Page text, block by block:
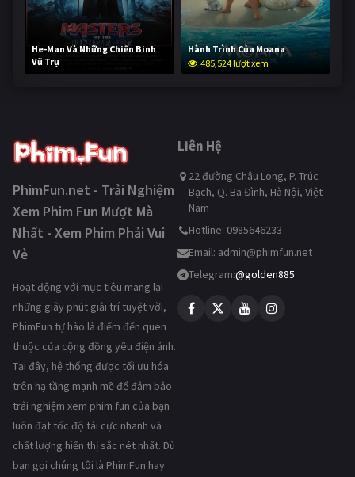
He-Man Và Những Chiến Binh
Vũ Trụ
233,273 lượt xem
Hành Trình Của Moana
485,524 lượt xem
PhimFun.net - Trải Nghiệm
Xem Phim Fun Mượt Mà
Nhất - Xem Phim Phải Vui
Vẻ
Hoạt động với mục tiêu mang lại
những giây phút giải trí tuyệt vời,
PhimFun tự hào là điểm đến quen
thuộc của cộng đồng yêu điện ảnh.
Tại đây, hệ thống được tối ưu hóa
trên hạ tầng mạnh mẽ để đảm bảo
trải nghiệm xem phim fun của bạn
luôn đạt tốc độ tải cực nhanh và
chất lượng hiển thị sắc nét nhất. Dù
bạn gọi chúng tôi là PhimFun hay
Liên Hệ
22 đường Châu Long, P. Trúc
Bạch, Q. Ba Đình, Hà Nội, Việt
Nam
Hotline: 0985646233
Email: admin@phimfun.net
Telegram:@golden885